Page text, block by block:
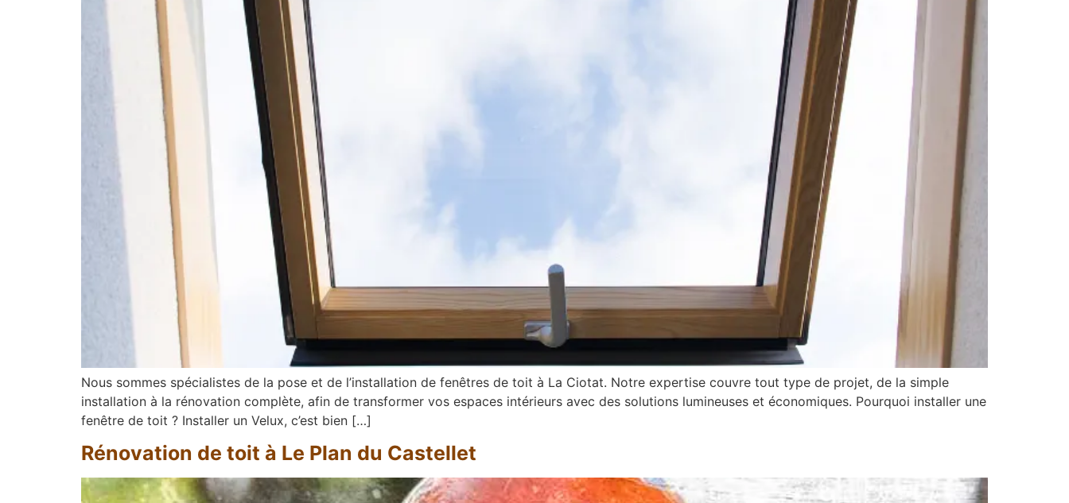
Nous sommes spécialistes de la pose et de l’installation de fenêtres de toit à La Ciotat. Notre expertise couvre tout type de projet, de la simple
installation à la rénovation complète, afin de transformer vos espaces intérieurs avec des solutions lumineuses et économiques. Pourquoi installer une
fenêtre de toit ? Installer un Velux, c’est bien […]
Rénovation de toit à Le Plan du Castellet